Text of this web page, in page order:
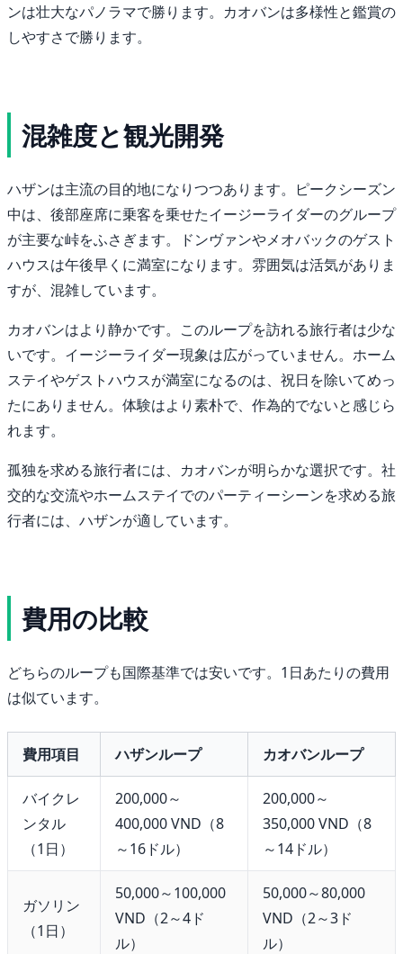
ンは壮大なパノラマで勝ります。カオバンは多様性と鑑賞の
しやすさで勝ります。
混雑度と観光開発
ハザンは主流の目的地になりつつあります。ピークシーズン
中は、後部座席に乗客を乗せたイージーライダーのグループ
が主要な峠をふさぎます。ドンヴァンやメオバックのゲスト
ハウスは午後早くに満室になります。雰囲気は活気がありま
すが、混雑しています。
カオバンはより静かです。このループを訪れる旅行者は少な
いです。イージーライダー現象は広がっていません。ホーム
ステイやゲストハウスが満室になるのは、祝日を除いてめっ
たにありません。体験はより素朴で、作為的でないと感じら
れます。
孤独を求める旅行者には、カオバンが明らかな選択です。社
交的な交流やホームステイでのパーティーシーンを求める旅
行者には、ハザンが適しています。
費用の比較
どちらのループも国際基準では安いです。1日あたりの費用
は似ています。
費用項目 ハザンループ カオバンループ
バイクレ
ンタル
（1日）
200,000～
400,000 VND（8
～16ドル）
200,000～
350,000 VND（8
～14ドル）
ガソリン
（1日）
50,000～100,000
VND（2～4ド
ル）
50,000～80,000
VND（2～3ド
ル）